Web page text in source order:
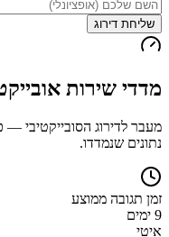
שליחת דירוג
מדדי שירות
מעבר לדירוג הסובייקטיבי —
נתונים שנמדדו.
זמן תגובה ממוצע
9 ימים
איטי